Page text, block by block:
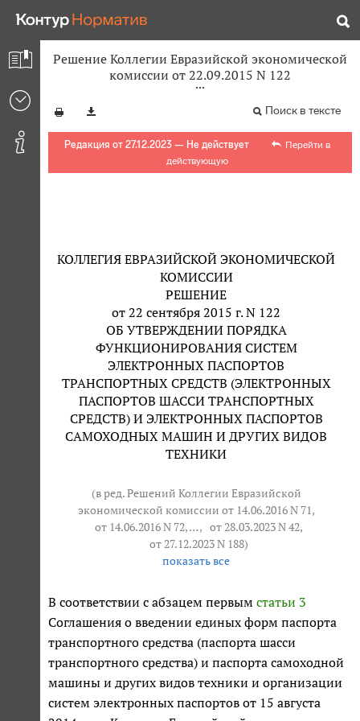
Решение Коллегии Евразийской экономической
комиссии от 22.09.2015 N 122
Поиск в тексте
Редакция от 27.12.2023 — Не действует
Перейти в
действующую
КОЛЛЕГИЯ ЕВРАЗИЙСКОЙ ЭКОНОМИЧЕСКОЙ
КОМИССИИ
РЕШЕНИЕ
от 22 сентября 2015 г. N 122
ОБ УТВЕРЖДЕНИИ ПОРЯДКА
ФУНКЦИОНИРОВАНИЯ СИСТЕМ
ЭЛЕКТРОННЫХ ПАСПОРТОВ
ТРАНСПОРТНЫХ СРЕДСТВ (ЭЛЕКТРОННЫХ
ПАСПОРТОВ ШАССИ ТРАНСПОРТНЫХ
СРЕДСТВ) И ЭЛЕКТРОННЫХ ПАСПОРТОВ
САМОХОДНЫХ МАШИН И ДРУГИХ ВИДОВ
ТЕХНИКИ
(в ред. Решений Коллегии Евразийской
экономической комиссии от 14.06.2016 N 71,
от 14.06.2016 N 72, … , от 28.03.2023 N 42,
от 27.12.2023 N 188)
показать все
В соответствии с абзацем первым статьи 3
Соглашения о введении единых форм паспорта
транспортного средства (паспорта шасси
транспортного средства) и паспорта самоходной
машины и других видов техники и организации
систем электронных паспортов от 15 августа